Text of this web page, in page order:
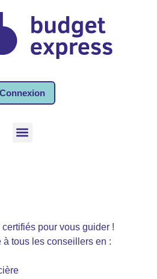
Connexion
pour vous guider !
à tous les conseillers en :